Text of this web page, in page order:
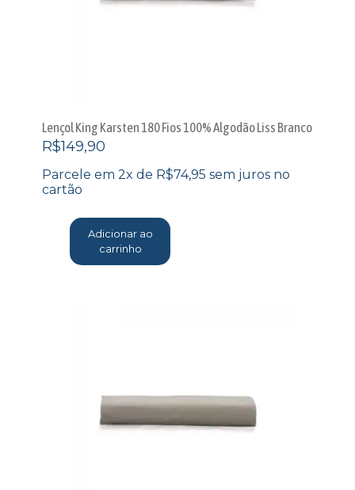
Lençol King Karsten 180 Fios 100% Algodão Liss Branco
R$149,90
Parcele em 2x de R$74,95 sem juros no
cartão
Adicionar ao
carrinho